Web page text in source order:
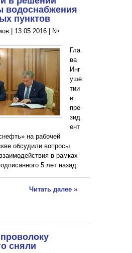
водоснабжения
пунктов
| 13.05.2016 №
Гла
ва
Инг
уше
тии
и
пре
зид
ент
на рабочей
обсудили вопросы
в рамках
5 лет назад.
Читать далее »
сняли